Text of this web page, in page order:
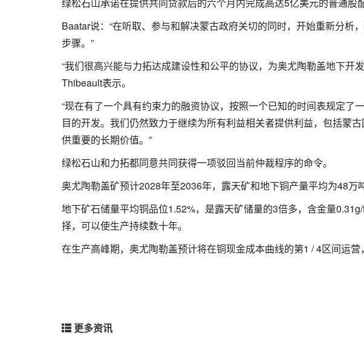
Baatar说：“在听取、参与和解决蒙古政府关切的同时，开始重新分析
步骤。”
“我们很高兴能与力拓达成建设性和公平的协议，为奥尤陶勒盖地下开
Thibeault表示。
“现在有了一个具有约束力的融资协议，按照一个已知的时间表规定了
目的开发。我们仍然致力于继续为所有利益相关者提供利益，包括蒙
供重要的长期价值。”
绿松石山和力拓都同意共同获得一项驳回当前仲裁程序的命令。
奥尤陶勒盖矿预计2028年至2036年，露天矿和地下铜产量平均为48万
地下矿石储量平均铜品位1.52%，是露天矿储量的3倍多，含金量
择，可以使生产持续数十年。
在生产高峰期，奥尤陶勒盖预计将在铜现金成本曲线的第1 / 4区间运营
更多资讯